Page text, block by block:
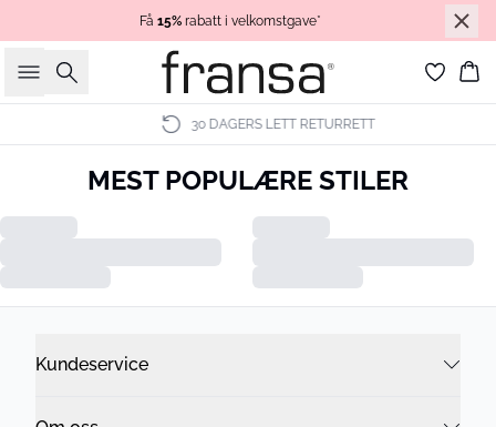
Få 15% rabatt i velkomstgave*
Søk
30 DAGERS LETT RETURRETT
NYHETER
MEST POPULÆRE STILER
HVERDAGSFAVORITTER
BLUSER
KJOLER
JEANS
NY KOLLEKSJON
Kundeservice